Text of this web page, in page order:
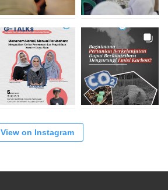
View on Instagram